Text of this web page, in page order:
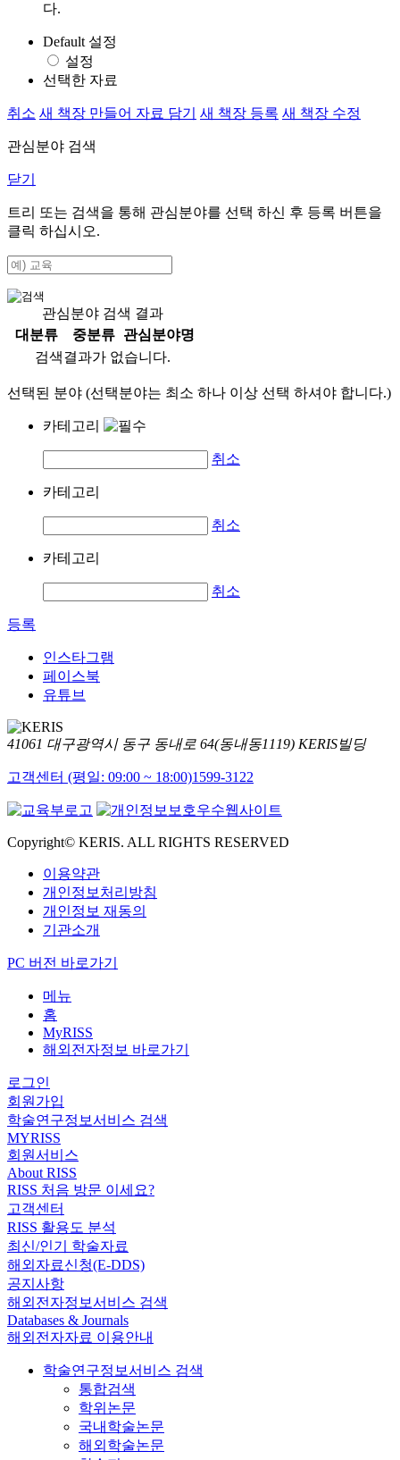
다.
Default 설정
설정
선택한 자료
취소 새 책장 만들어 자료 담기 새 책장 등록 새 책장 수정
관심분야 검색
닫기
트리 또는 검색을 통해 관심분야를 선택 하신 후 등록 버튼을
클릭 하십시오.
관심분야 검색 결과
대분류
중분류
관심분야명
검색결과가 없습니다.
선택된 분야 (선택분야는 최소 하나 이상 선택 하셔야 합니다.)
카테고리
취소
카테고리
취소
카테고리
취소
등록
인스타그램
페이스북
유튜브
41061 대구광역시 동구 동내로 64(동내동1119) KERIS빌딩
고객센터 (평일: 09:00 ~ 18:00)1599-3122
Copyright© KERIS. ALL RIGHTS RESERVED
이용약관
개인정보처리방침
개인정보 재동의
기관소개
PC 버전 바로가기
메뉴
홈
MyRISS
해외전자정보 바로가기
로그인
회원가입
학술연구정보서비스 검색
MYRISS
회원서비스
About RISS
RISS 처음 방문 이세요?
고객센터
RISS 활용도 분석
최신/인기 학술자료
해외자료신청(E-DDS)
공지사항
해외전자정보서비스 검색
Databases & Journals
해외전자자료 이용안내
학술연구정보서비스 검색
통합검색
학위논문
국내학술논문
해외학술논문